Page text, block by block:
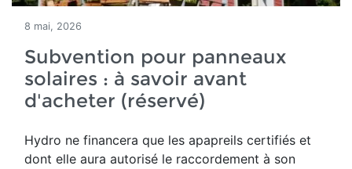
8 mai, 2026
Subvention pour panneaux
solaires : à savoir avant
d'acheter (réservé)
Hydro ne financera que les apapreils certifiés et
dont elle aura autorisé le raccordement à son